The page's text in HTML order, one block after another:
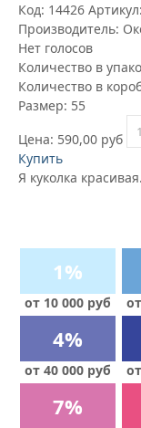
Код: 14426 Артикул:
Производитель:
Нет голосов
Количество в
Количество в
Размер: 55
Цена: 590,00 руб
Купить
Я куколка
1%
от 10 000 руб
4%
от 40 000 руб
7%